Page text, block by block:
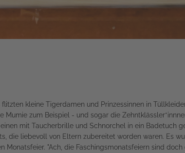
kleine Tigerdamen und Prinzessinnen in
zum Beispiel - und sogar die
mit Taucherbrille und Schnorchel in ein Badetuch
die liebevoll von Eltern zubereitet worden waren. Es
"Ach, die Faschingsmonatsfeiern sind doch